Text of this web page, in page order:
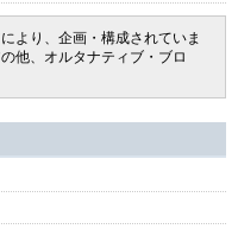
より、企画・構成されていま
他、オルタナティブ・ブロ